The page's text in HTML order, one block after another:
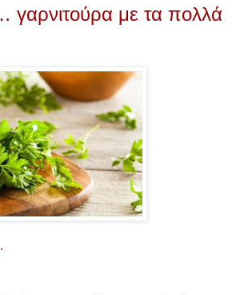
γαρνιτούρα με τα πολλά